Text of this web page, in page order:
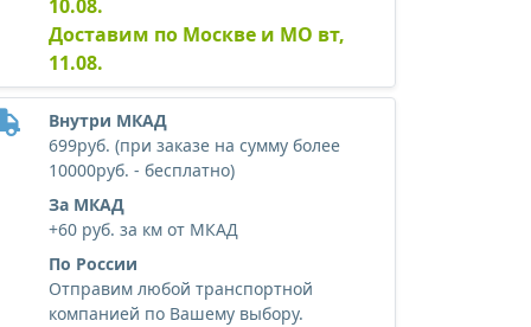
10.08.
Доставим по Москве и МО вт,
11.08.
Внутри МКАД
699руб. (при заказе на сумму более
10000руб. - бесплатно)
За МКАД
+60 руб. за км от МКАД
По России
Отправим любой транспортной
компанией по Вашему выбору.